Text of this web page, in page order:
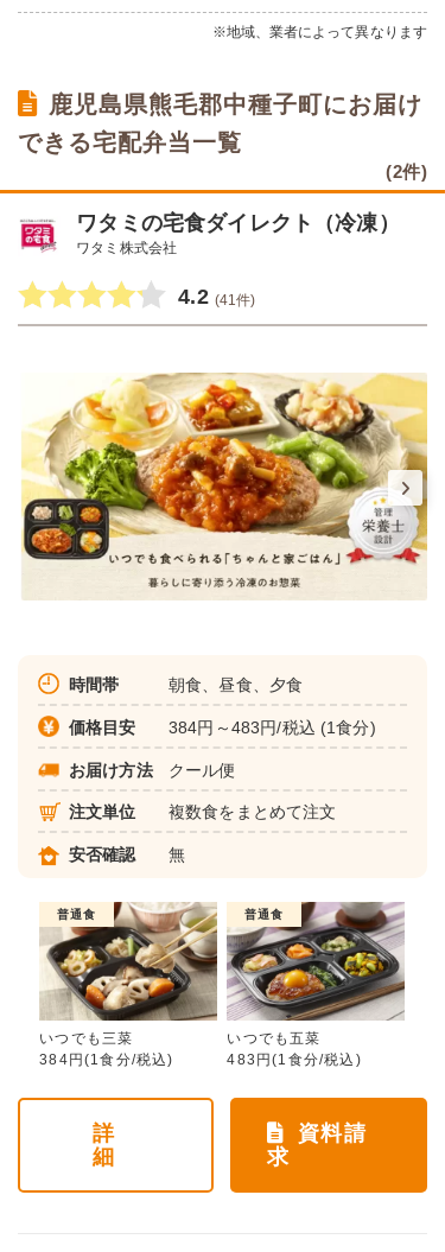
※地域、業者によって異なります
鹿児島県熊毛郡中種子町にお届け
できる宅配弁当一覧
(2件)
ワタミの宅食ダイレクト（冷凍）
ワタミ株式会社
4.2 (41件)
時間帯 朝食、昼食、夕食
価格目安 384円～483円/税込 (1食分)
お届け方法 クール便
注文単位 複数食をまとめて注文
安否確認 無
普通食
いつでも三菜
384円(1食分/税込)
普通食
いつでも五菜
483円(1食分/税込)
詳
細
資料請
求